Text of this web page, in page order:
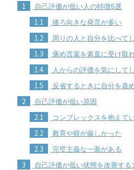
1 自己評価が低い人の特徴5選
1.1 後ろ向きな発言が多い
1.2 周りの人と自分を比べて
1.3 褒め言葉を素直に受け取
1.4 人からの評価を気にして
1.5 反省するときに自分を責
2 自己評価が低い原因
2.1 コンプレックスを抱えて
2.2 教育や躾が厳しかった
2.3 完璧主義な一面がある
3 自己評価が低い状態を改善する